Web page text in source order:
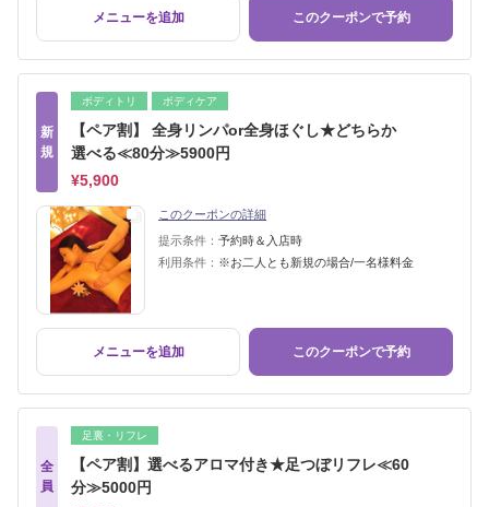
メニューを追加 このクーポンで予約
新
規
ボディトリ ボディケア
【ペア割】 全身リンパor全身ほぐし★どちらか
選べる≪80分≫5900円
¥5,900
このクーポンの詳細
提示条件： 予約時＆入店時
利用条件： ※お二人とも新規の場合/一名様料金
メニューを追加 このクーポンで予約
全
員
足裏・リフレ
【ペア割】選べるアロマ付き★足つぼリフレ≪60
分≫5000円